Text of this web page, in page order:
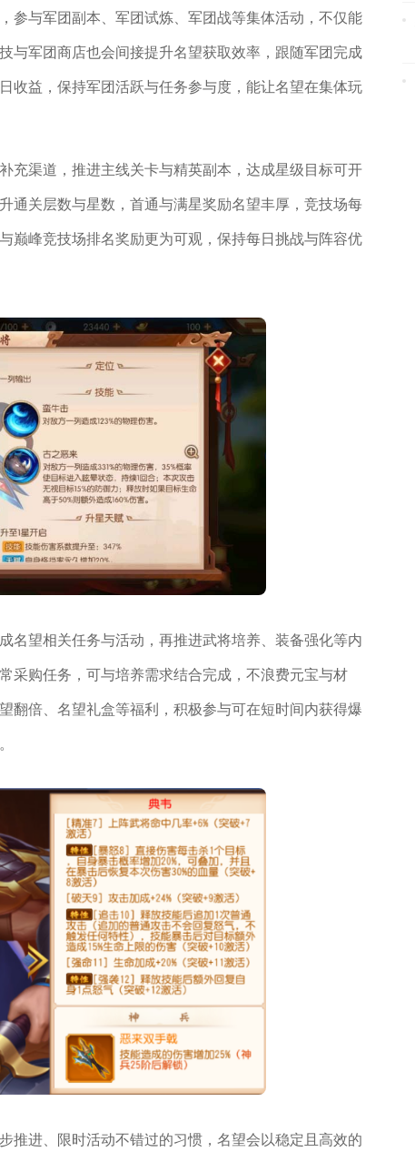
参与军团副本、军团试炼、军团战等集体活动，不仅能
与军团商店也会间接提升名望获取效率，跟随军团完成
收益，保持军团活跃与任务参与度，能让名望在集体玩
充渠道，推进主线关卡与精英副本，达成星级目标可开
通关层数与星数，首通与满星奖励名望丰厚，竞技场每
巅峰竞技场排名奖励更为可观，保持每日挑战与阵容优
名望相关任务与活动，再推进武将培养、装备强化等内
采购任务，可与培养需求结合完成，不浪费元宝与材
翻倍、名望礼盒等福利，积极参与可在短时间内获得爆
推进、限时活动不错过的习惯，名望会以稳定且高效的